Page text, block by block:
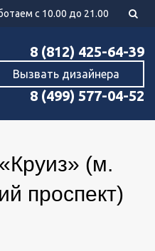
с 10.00 до 21.00
8 (812) 425-64-39
Вызвать дизайнера
8 (499) 577-04-52
(м.
проспект)